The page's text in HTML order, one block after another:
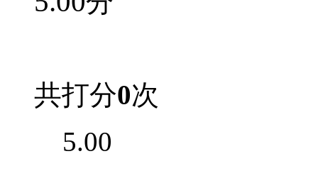
共打分0次
5.00